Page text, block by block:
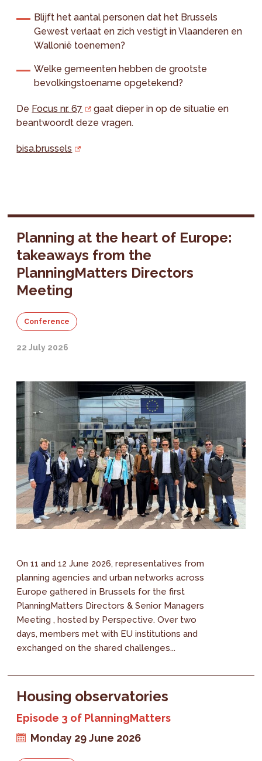
Blijft het aantal personen dat het Brussels
Gewest verlaat en zich vestigt in Vlaanderen en
Wallonië toenemen?
Welke gemeenten hebben de grootste
bevolkingstoename opgetekend?
De Focus nr. 67
gaat dieper in op de situatie en
beantwoordt deze vragen.
bisa.brussels
Planning at the heart of Europe:
takeaways from the
PlanningMatters Directors
Meeting
Conference
22 July 2026
On 11 and 12 June 2026, representatives from
planning agencies and urban networks across
Europe gathered in Brussels for the first
PlanningMatters Directors & Senior Managers
Meeting , hosted by Perspective. Over two
days, members met with EU institutions and
exchanged on the shared challenges...
Housing observatories
Episode 3 of PlanningMatters
Monday 29 June 2026